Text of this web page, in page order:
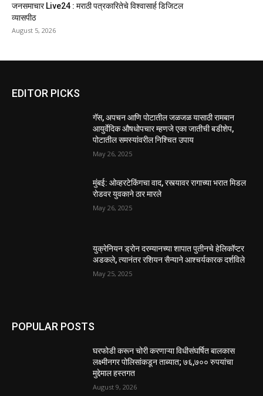
जनसमाचार Live24 : मराठी पत्रकारितेचे विश्वासार्ह डिजिटल
व्यासपीठ
August 5, 2026
EDITOR PICKS
गॅस, अपचन आणि पोटातील जळजळ यासाठी रामबान
आयुर्वेदिक औषधोपचार म्हणजे एका जातीची बडीशेप,
पोटातील समस्यांवरील निश्चित उपाय
May 26, 2025
मुंबई: ओव्हरटेकिंगचा वाद, रस्त्यावर रागाच्या भरात मिडल
रोडवर युवकाने ठार मारले
May 26, 2025
युक्रेनियन ड्रोन दरम्यानच्या शापात पुतीनचे हेलिकॉप्टर
अडकले, त्यानंतर रशियन सैन्याने आश्चर्यकारक दर्शविले
May 25, 2025
POPULAR POSTS
घरफोडी करून चोरी करणाऱ्या विधीसंघर्षित बालकास
लक्ष्मीनगर पोलिसांकडून ताब्यात; ७६,७०० रुपयांचा
मुद्देमाल हस्तगत
August 9, 2026